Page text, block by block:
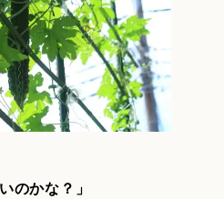
のかな？」